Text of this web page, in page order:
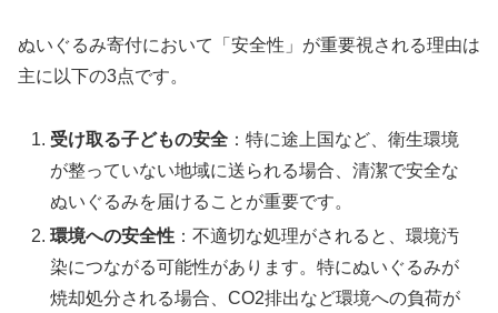
ぬいぐるみ寄付において「安全性」が重要視される理由は
主に以下の3点です。
受け取る子どもの安全 ：特に途上国など、衛生環境
が整っていない地域に送られる場合、清潔で安全な
ぬいぐるみを届けることが重要です。
環境への安全性 ：不適切な処理がされると、環境汚
染につながる可能性があります。特にぬいぐるみが
焼却処分される場合、CO2排出など環境への負荷が